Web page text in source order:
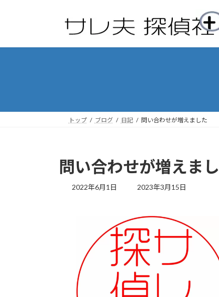
プ
動
トップ ブログ 日記 問い合わせが増えました
問い合わせが増えま
2022年6月1日
最
新
日
:
2023年3月15日